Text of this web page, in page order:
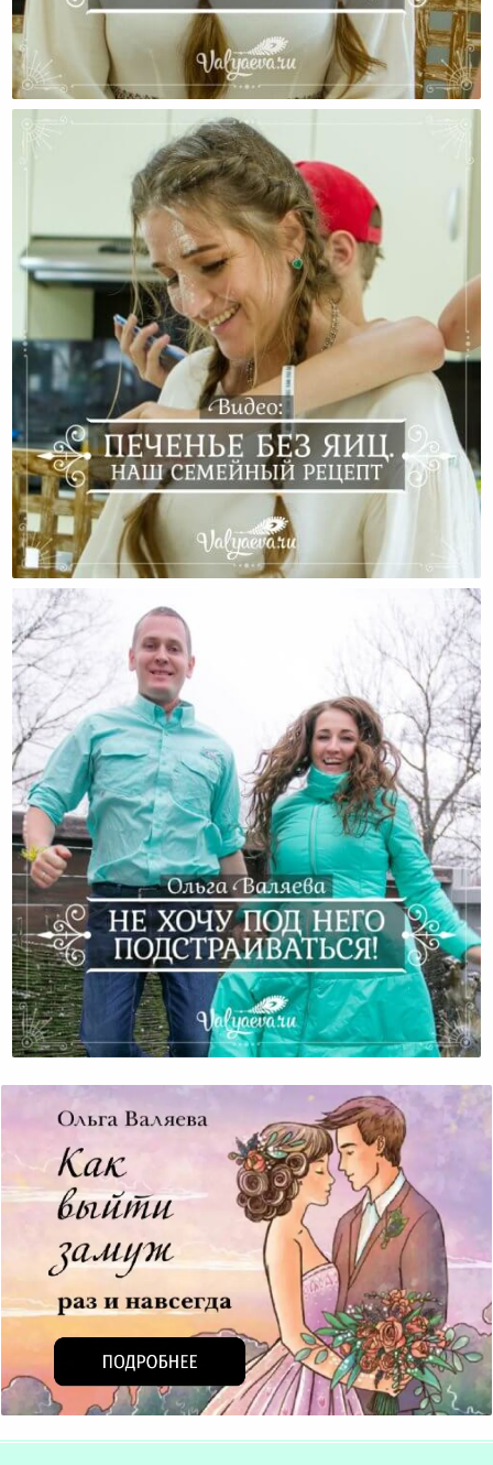
Блины Без Яиц. Наш Семейный Любимый Рецепт
Печенье! Наш Семейный Рецепт:)
Не Хочу Под Него Подстраиваться!